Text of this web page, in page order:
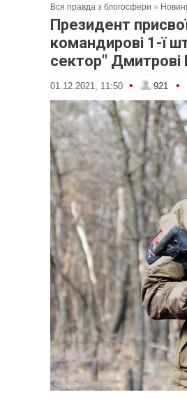
Вся правда з блогосфери »
Президент
командирові 1-ї
сектор"
01.12.2021, 11:50 • 921 •